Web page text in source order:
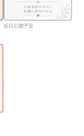
近日公開予定